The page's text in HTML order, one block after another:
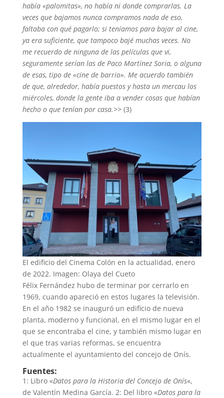
había «palomitas», no había ni donde comprarlas. La
veces que bajamos nunca compramos nada de eso,
faltaba con qué pagarlo; si teníamos para bajar al cine,
ya era suficiente, que tampoco bajé muchas veces. No
me recuerdo de ninguna de las películas que vi,
seguramente serían las de Paco Martínez Soria, o alguna
de esas, tipo de «cine de barrio». Me acuerdo también
de que, alrededor, había puestos y hasta un mercau los
miércoles, donde la gente iba a vender cosas que habían
hecho o que tenían por casa.>>(3)
El edificio del Cinema Colón en la actualidad, enero
de 2022. Imagen: Olaya del Cueto
Félix Fernández hubo de terminar por cerrarlo en
1969, cuando apareció en estos lugares la televisión.
En el año 1982 se inauguró un edificio de nueva
planta, moderno y funcional, en el mismo lugar en el
que se encontraba el cine, y también mismo lugar en
el que tras varias reformas, se encuentra
actualmente el ayuntamiento del concejo de Onís.
Fuentes:
1: Libro «Datos para la Historia del Concejo de Onís«,
de Valentín Medina García. 2: Del libro «Datos para la